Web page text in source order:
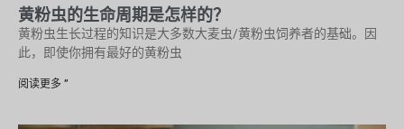
黄粉虫的生命周期是怎样的？
黄粉虫生长过程的知识是大多数大麦虫/黄粉虫饲养者的基础。因
此，即使你拥有最好的黄粉虫
阅读更多 ”